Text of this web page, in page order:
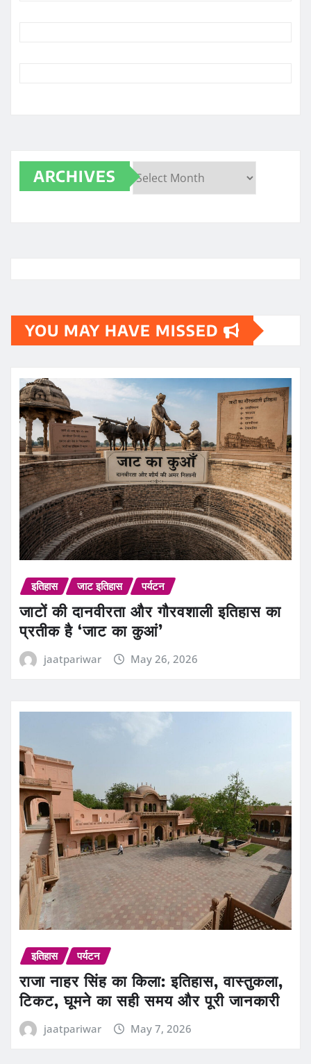
ARCHIVES
YOU MAY HAVE MISSED
इतिहास जाट इतिहास पर्यटन
जाटों की दानवीरता और गौरवशाली इतिहास का
प्रतीक है ‘जाट का कुआं’
jaatpariwar May 26, 2026
इतिहास पर्यटन
राजा नाहर सिंह का किला: इतिहास, वास्तुकला,
टिकट, घूमने का सही समय और पूरी जानकारी
jaatpariwar May 7, 2026